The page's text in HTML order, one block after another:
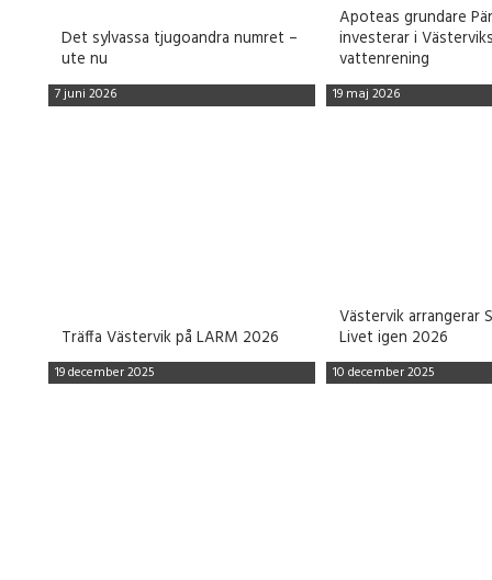
Det sylvassa tjugoandra numret –
ute nu
7 juni 2026
Apoteas grundare
investerar i
vattenrening
19 maj 2026
Träffa Västervik på LARM 2026
19 december 2025
Västervik
Livet igen 2026
10 december 2025